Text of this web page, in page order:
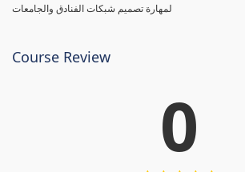
لمهارة تصميم شبكات الفنادق والجامعات
Course Review
0